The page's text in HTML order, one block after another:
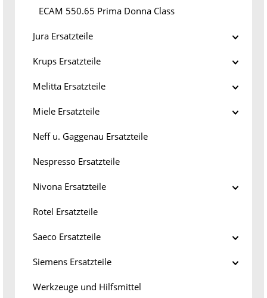
ECAM 550.65 Prima Donna Class
Jura Ersatzteile
Krups Ersatzteile
Melitta Ersatzteile
Miele Ersatzteile
Neff u. Gaggenau Ersatzteile
Nespresso Ersatzteile
Nivona Ersatzteile
Rotel Ersatzteile
Saeco Ersatzteile
Siemens Ersatzteile
Werkzeuge und Hilfsmittel